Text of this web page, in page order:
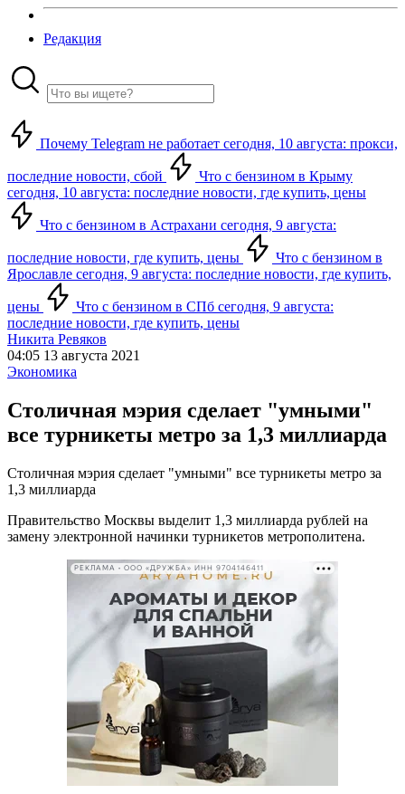
Редакция
Почему Telegram не работает сегодня, 10 августа: прокси,
последние новости, сбой
Что с бензином в Крыму
сегодня, 10 августа: последние новости, где купить, цены
Что с бензином в Астрахани сегодня, 9 августа:
последние новости, где купить, цены
Что с бензином в
Ярославле сегодня, 9 августа: последние новости, где купить,
цены
Что с бензином в СПб сегодня, 9 августа:
последние новости, где купить, цены
Никита Ревяков
04:05 13 августа 2021
Экономика
Столичная мэрия сделает "умными"
все турникеты метро за 1,3 миллиарда
Столичная мэрия сделает "умными" все турникеты метро за
1,3 миллиарда
Правительство Москвы выделит 1,3 миллиарда рублей на
замену электронной начинки турникетов метрополитена.
РЕКЛАМА • ООО «ДРУЖБА» ИНН 9704146411